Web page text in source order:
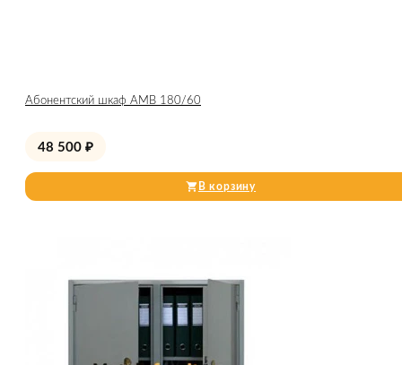
Абонентский шкаф AMB 180/60
48 500 ₽
В корзину